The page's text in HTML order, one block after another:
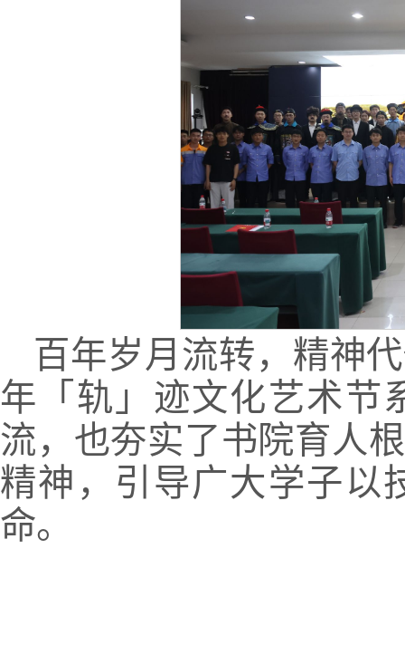
百年岁月流转，精神
年「轨」迹文化艺术节
流，也夯实了书院育人
精神，引导广大学子以
命。